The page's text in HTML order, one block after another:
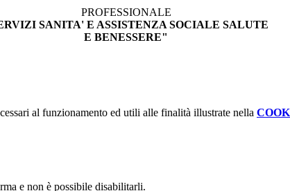
PROFESSIONALE
SANITA' E ASSISTENZA SOCIALE SALUTE
E BENESSERE"
al funzionamento ed utili alle finalità illustrate nella
e non è possibile disabilitarli.